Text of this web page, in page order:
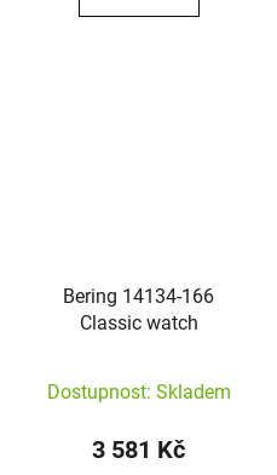
Bering 14134-166
Classic watch
Dostupnost: Skladem
3 581 Kč